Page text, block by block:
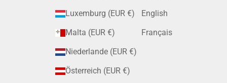
Luxemburg (EUR €)
Malta (EUR €)
Niederlande (EUR €)
Österreich (EUR €)
English
Français